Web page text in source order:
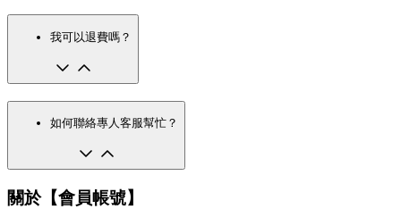
我可以退費嗎？
如何聯絡專人客服幫忙？
關於【會員帳號】